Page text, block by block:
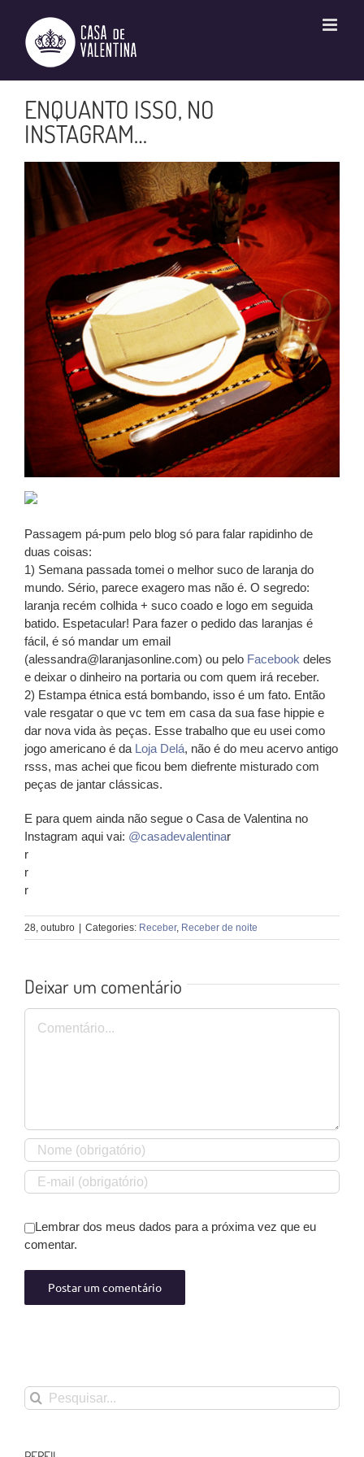
conteúdo
ENQUANTO ISSO, NO
INSTAGRAM…
Passagem pá-pum pelo blog só para falar rapidinho de
duas coisas:
1) Semana passada tomei o melhor suco de laranja do
mundo. Sério, parece exagero mas não é. O segredo:
laranja recém colhida + suco coado e logo em seguida
batido. Espetacular! Para fazer o pedido das laranjas é
fácil, é só mandar um email
(alessandra@laranjasonline.com) ou pelo Facebook deles
e deixar o dinheiro na portaria ou com quem irá receber.
2) Estampa étnica está bombando, isso é um fato. Então
vale resgatar o que vc tem em casa da sua fase hippie e
dar nova vida às peças. Esse trabalho que eu usei como
jogo americano é da Loja Delá, não é do meu acervo antigo
rsss, mas achei que ficou bem diefrente misturado com
peças de jantar clássicas.
E para quem ainda não segue o Casa de Valentina no
Instagram aqui vai: @casadevalentinar
r
r
r
28, outubro Categories: Receber, Receber de noite
Deixar um comentário
Comentário
Lembrar dos meus dados para a próxima vez que eu
comentar.
Buscar
resultados